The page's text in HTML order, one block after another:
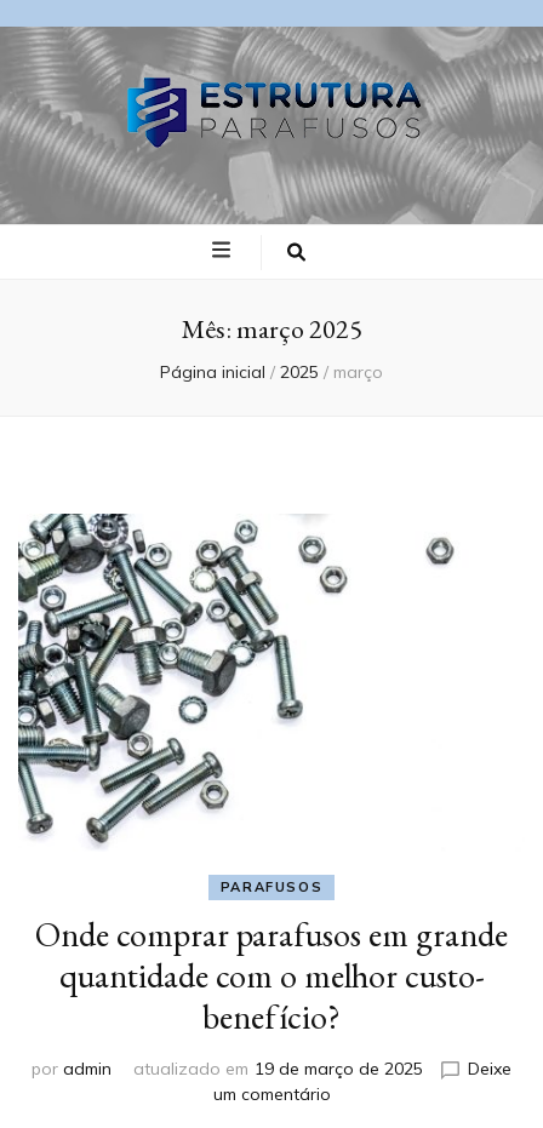
Blog Estrutura
Parafusos
Mês:março 2025
Página inicial / 2025 / março
PARAFUSOS
Onde comprar parafusos em grande
quantidade com o melhor custo-
benefício?
por admin atualizado em 19 de março de 2025
Deixe
um comentárioem